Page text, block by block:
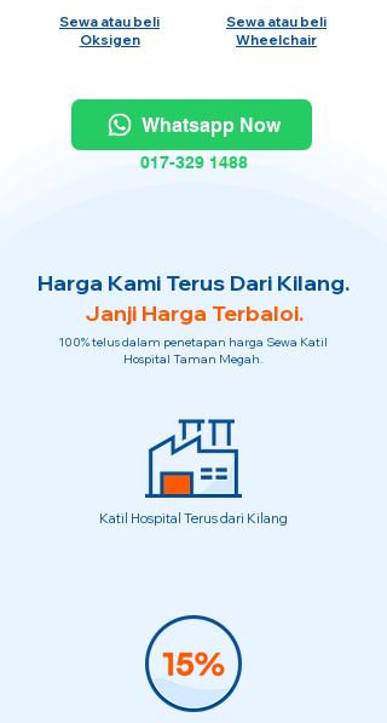
Sewa atau beli
Oksigen
Sewa atau beli
Wheelchair
Whatsapp Now
017-329 1488
Harga Kami Terus Dari Kilang.
Janji Harga Terbaloi.
100% telus dalam penetapan harga Sewa Katil
Hospital Taman Megah.
Katil Hospital Terus dari Kilang